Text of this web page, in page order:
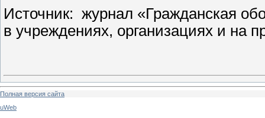
Источник: журнал «Гражданская
в учреждениях, организациях и на
Полная версия сайта
uWeb